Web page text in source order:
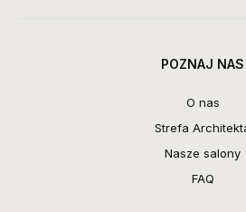
POZNAJ NAS
O nas
Strefa
Nasze salony
FAQ